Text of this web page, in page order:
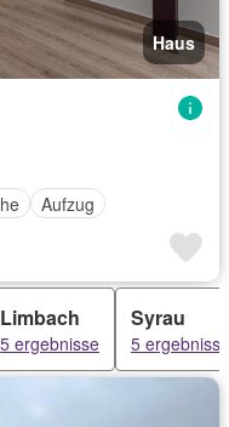
Haus
Aufzug
Limbach
5 ergebnisse
Syrau
5 ergebnisse